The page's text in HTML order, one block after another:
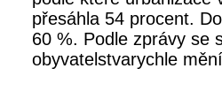
přesáhla 54 procent.
60 %. Podle zprávy se
obyvatelstvarychle